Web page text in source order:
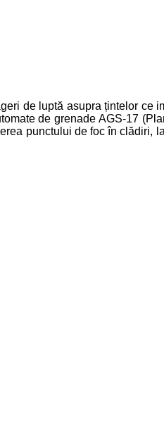
de luptă asupra țintelor
de grenade AGS-17
punctului de foc în clădiri,